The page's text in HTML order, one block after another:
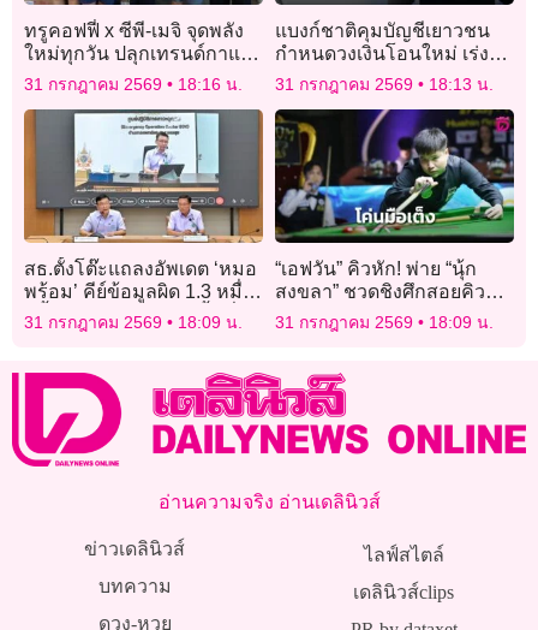
ทรูคอฟฟี่ x ซีพี-เมจิ จุดพลัง
ใหม่ทุกวัน ปลุกเทรนด์กาแฟ
โปรตีนสูง “The Power Up
Series”
31 กรกฎาคม 2569 18:16 น.
แบงก์ชาติคุมบัญชีเยาวชน
กำหนดวงเงินโอนใหม่ เร่ง
สกัดบัญชีม้า
31 กรกฎาคม 2569 18:13 น.
สธ.ตั้งโต๊ะแถลงอัพเดต ‘หมอ
พร้อม’ คีย์ข้อมูลผิด 1.3 หมื่น
ครั้ง มอบ สสจ.เคลียร์พื้นที่-
แยกกลุ่ม สรุปใน 2 สัปดาห์
31 กรกฎาคม 2569 18:09 น.
“เอฟวัน” คิวหัก! พ่าย “นุ้ก
สงขลา” ชวดชิงศึกสอยคิว
“หัวหินคัพ”
31 กรกฎาคม 2569 18:09 น.
อ่านความจริง อ่านเดลินิวส์
ข่าวเดลินิวส์
บทความ
ดวง-หวย
ไลฟ์สไตล์
เดลินิวส์clips